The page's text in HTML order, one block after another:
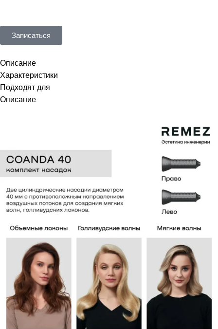
Записаться
Описание
Характеристики
Подходят для
Описание